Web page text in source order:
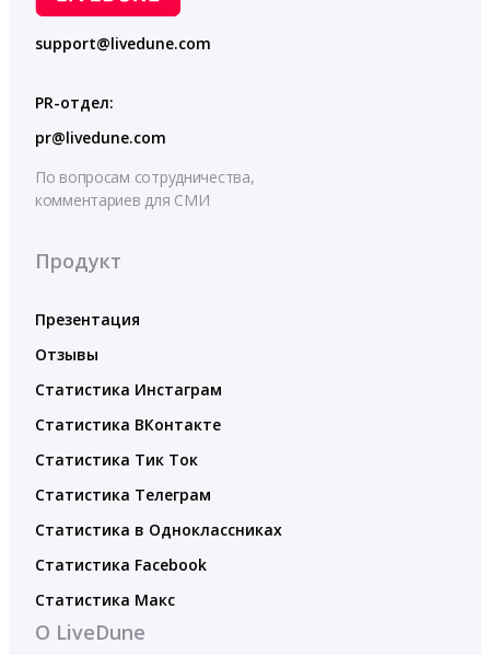
support@livedune.com
PR-отдел:
pr@livedune.com
По вопросам сотрудничества,
комментариев для СМИ
Продукт
Презентация
Отзывы
Статистика Инстаграм
Статистика ВКонтакте
Статистика Тик Ток
Статистика Телеграм
Статистика в Одноклассниках
Статистика Facebook
Статистика Макс
О LiveDune